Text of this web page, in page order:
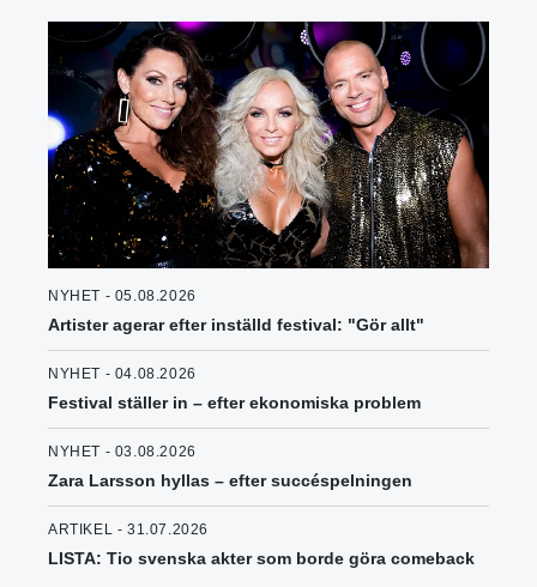
NYHET - 05.08.2026
Artister agerar efter inställd festival: "Gör allt"
NYHET - 04.08.2026
Festival ställer in – efter ekonomiska problem
NYHET - 03.08.2026
Zara Larsson hyllas – efter succéspelningen
ARTIKEL - 31.07.2026
LISTA: Tio svenska akter som borde göra comeback